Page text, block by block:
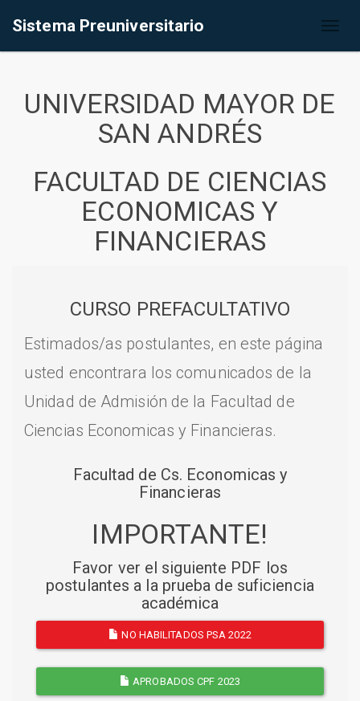
Sistema Preuniversitario
UNIVERSIDAD MAYOR DE
SAN ANDRÉS
FACULTAD DE CIENCIAS
ECONOMICAS Y
FINANCIERAS
CURSO PREFACULTATIVO
Estimados/as postulantes, en este página
usted encontrara los comunicados de la
Unidad de Admisión de la Facultad de
Ciencias Economicas y Financieras.
Facultad de Cs. Economicas y
Financieras
IMPORTANTE!
Favor ver el siguiente PDF los
postulantes a la prueba de suficiencia
académica
NO HABILITADOS PSA 2022
APROBADOS CPF 2023